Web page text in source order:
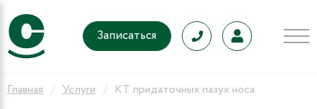
Записаться
Главная Услуги КТ придаточных пазух носа